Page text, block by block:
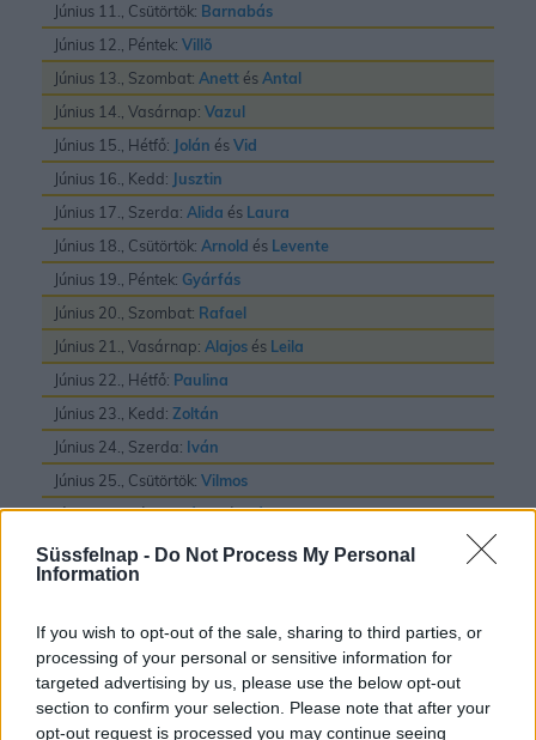
Süssfelnap - Do Not Process My Personal
Information
If you wish to opt-out of the sale, sharing to third parties, or
processing of your personal or sensitive information for
targeted advertising by us, please use the below opt-out
section to confirm your selection. Please note that after your
opt-out request is processed you may continue seeing
Június 11., Csütörtök: Barnabás
Június 12., Péntek: Villõ
Június 13., Szombat: Anett ésAntal
Június 14., Vasárnap: Vazul
Június 15., Hétfő: Jolán ésVid
Június 16., Kedd: Jusztin
Június 17., Szerda: Alida és Laura
Június 18., Csütörtök: Arnold és Levente
Június 19., Péntek: Gyárfás
Június 20., Szombat: Rafael
Június 21., Vasárnap: Alajos és Leila
Június 22., Hétfő: Paulina
Június 23., Kedd: Zoltán
Június 24., Szerda: Iván
Június 25., Csütörtök: Vilmos
Június 26., Péntek:JánosésPál
Június 27., Szombat:László
Június 28., Vasárnap:
Június 30., Kedd: